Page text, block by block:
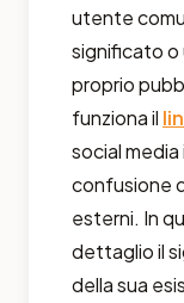
utente
significato o
proprio
funziona il
social
confusione
esterni. In
dettaglio il
della sua